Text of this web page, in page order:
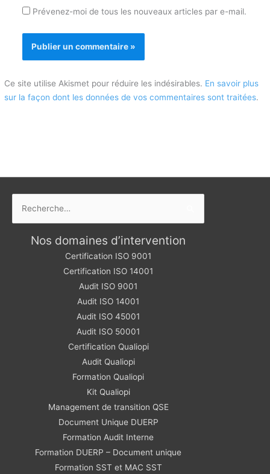
Prévenez-moi de tous les nouveaux articles par e-mail.
Ce site utilise Akismet pour réduire les indésirables. En savoir plus
sur la façon dont les données de vos commentaires sont traitées.
Nos domaines d’intervention
Certification ISO 9001
Certification ISO 14001
Audit ISO 9001
Audit ISO 14001
Audit ISO 45001
Audit ISO 50001
Certification Qualiopi
Audit Qualiopi
Formation Qualiopi
Kit Qualiopi
Management de transition QSE
Document Unique DUERP
Formation Audit Interne
Formation DUERP – Document unique
Formation SST et MAC SST